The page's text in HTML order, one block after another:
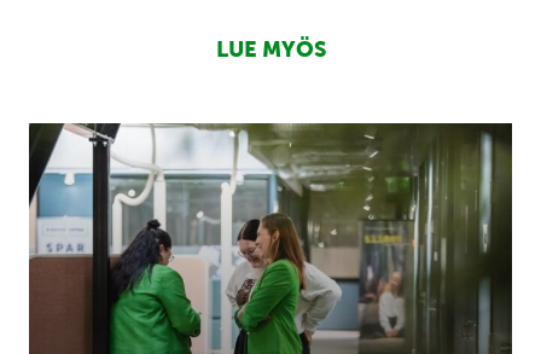
LUE MYÖS
Kasvu
Open
tarttuu
nuorten
työllisyyskriisiin